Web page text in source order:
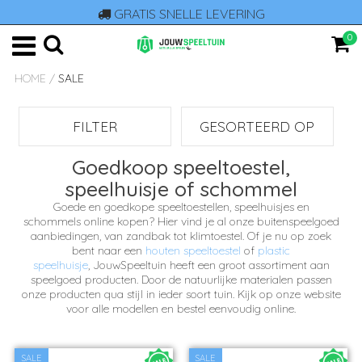
GRATIS SNELLE LEVERING
0
HOME / SALE
FILTER GESORTEERD OP
Goedkoop speeltoestel,
speelhuisje of schommel
Goede en goedkope speeltoestellen, speelhuisjes en
schommels online kopen? Hier vind je al onze buitenspeelgoed
aanbiedingen, van zandbak tot klimtoestel. Of je nu op zoek
bent naar een houten speeltoestel of plastic
speelhuisje, JouwSpeeltuin heeft een groot assortiment aan
speelgoed producten. Door de natuurlijke materialen passen
onze producten qua stijl in ieder soort tuin. Kijk op onze website
voor alle modellen en bestel eenvoudig online.
SALE SALE